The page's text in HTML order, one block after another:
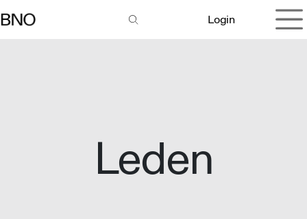
Login
Leden